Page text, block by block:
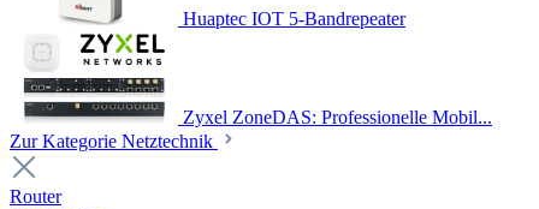
Huaptec IOT 5-Bandrepeater
Zyxel ZoneDAS: Professionelle Mobil...
Zur Kategorie Netztechnik
Router